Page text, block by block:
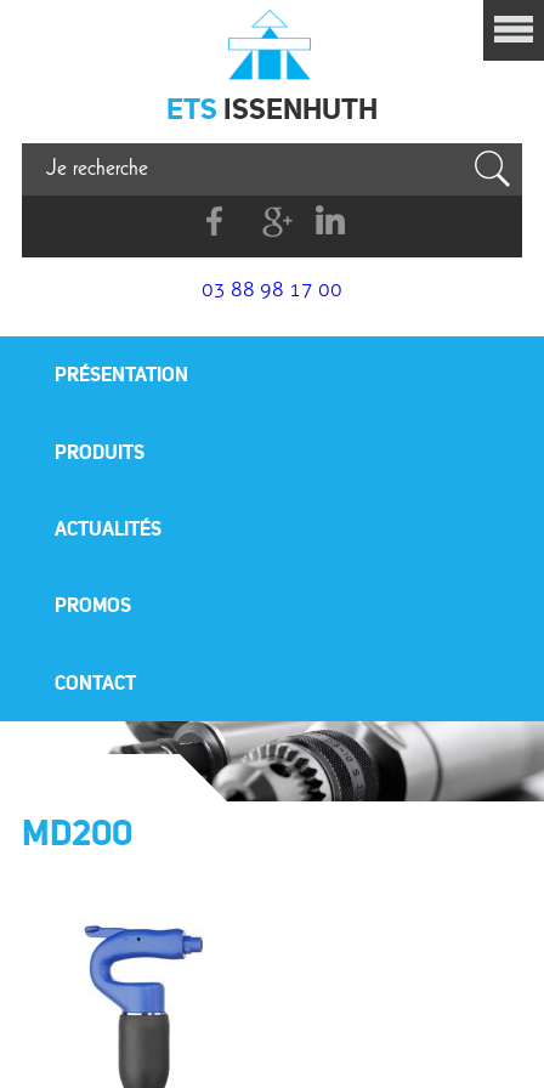
Issenhuth
ETS ISSENHUTH
FacebookG+
Linkedin
03 88 98 17 00
PRÉSENTATION
PRODUITS
ACTUALITÉS
PROMOS
CONTACT
MD200